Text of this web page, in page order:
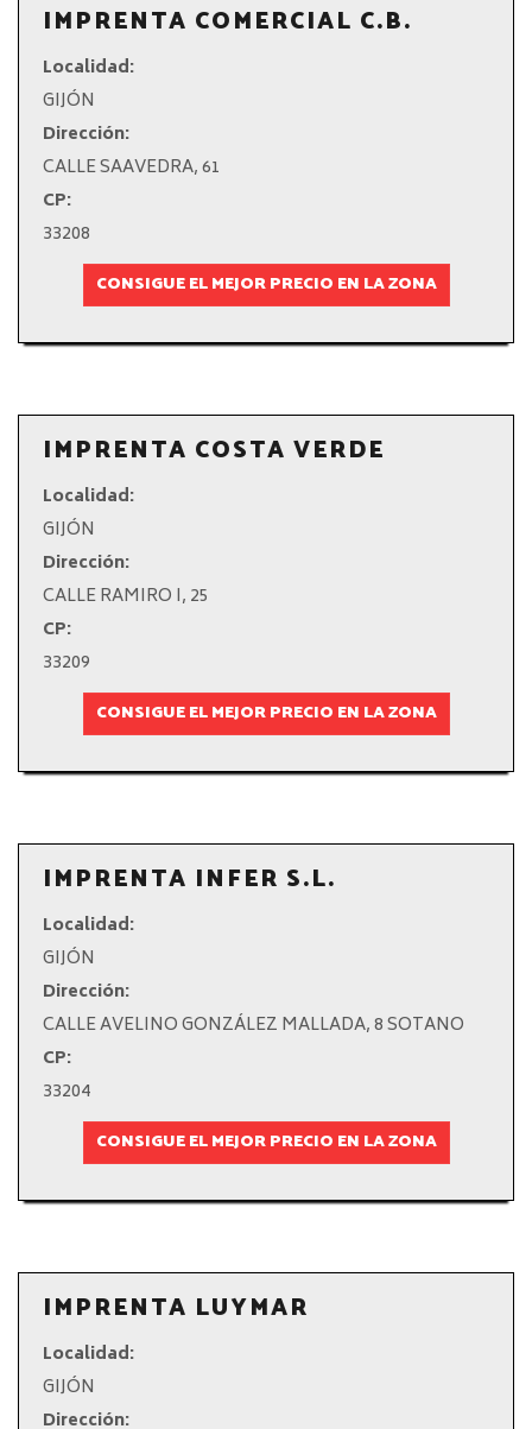
IMPRENTA COMERCIAL C.B.
Localidad:
GIJÓN
Dirección:
CALLE SAAVEDRA, 61
CP:
33208
CONSIGUE EL MEJOR PRECIO EN LA ZONA
IMPRENTA COSTA VERDE
Localidad:
GIJÓN
Dirección:
CALLE RAMIRO I, 25
CP:
33209
CONSIGUE EL MEJOR PRECIO EN LA ZONA
IMPRENTA INFER S.L.
Localidad:
GIJÓN
Dirección:
CALLE AVELINO GONZÁLEZ MALLADA, 8 SOTANO
CP:
33204
CONSIGUE EL MEJOR PRECIO EN LA ZONA
IMPRENTA LUYMAR
Localidad:
GIJÓN
Dirección: